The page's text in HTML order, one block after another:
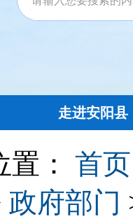
走进安阳县
： 首页
政府部门